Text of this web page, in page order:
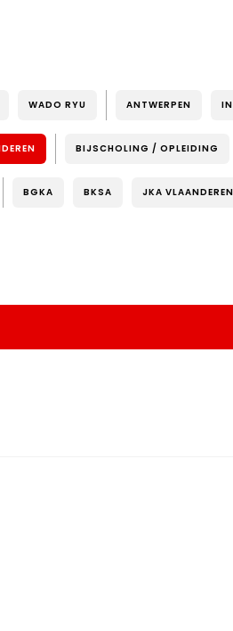
WADO RYU ANTWERPEN
BIJSCHOLING / OPLEIDING
BGKA BKSA JKA VLAANDEREN